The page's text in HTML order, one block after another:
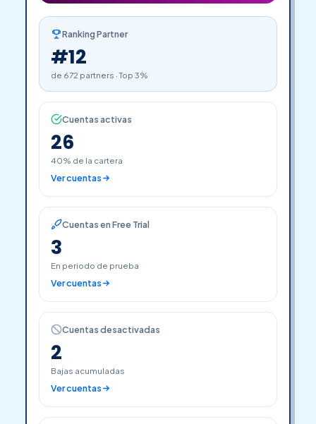
Ranking Partner
#12
de 672 partners · Top 3%
Cuentas activas
26
40% de la cartera
Ver cuentas
Cuentas en Free Trial
3
En periodo de prueba
Ver cuentas
Cuentas desactivadas
2
Bajas acumuladas
Ver cuentas